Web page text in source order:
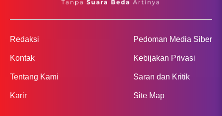
Redaksi
Kontak
Tentang Kami
Karir
Pedoman Media Siber
Kebijakan Privasi
Saran dan Kritik
Site Map